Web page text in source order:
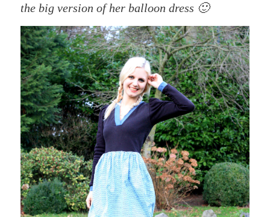
the big version of her balloon dress 🙂